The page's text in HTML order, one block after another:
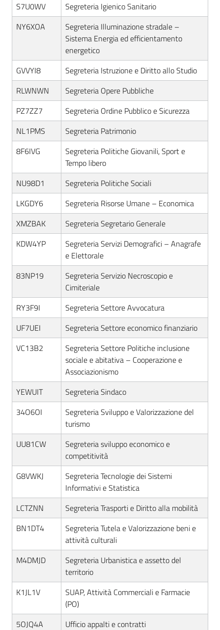
S7U0WV
Segreteria Igienico Sanitario
NY6XOA
Segreteria Illuminazione stradale –
Sistema Energia ed efficientamento
energetico
GVVYI8
Segreteria Istruzione e Diritto allo Studio
RLWNWN
Segreteria Opere Pubbliche
PZ7ZZ7
Segreteria Ordine Pubblico e Sicurezza
NL1PMS
Segreteria Patrimonio
8F6IVG
Segreteria Politiche Giovanili, Sport e
Tempo libero
NU98D1
Segreteria Politiche Sociali
LKGDY6
Segreteria Risorse Umane – Economica
XMZBAK
Segreteria Segretario Generale
KDW4YP
Segreteria Servizi Demografici – Anagrafe
e Elettorale
83NP19
Segreteria Servizio Necroscopio e
Cimiteriale
RY3F9I
Segreteria Settore Avvocatura
UF7UEI
Segreteria Settore economico finanziario
VC13B2
Segreteria Settore Politiche inclusione
sociale e abitativa – Cooperazione e
Associazionismo
YEWUIT
Segreteria Sindaco
34O6OI
Segreteria Sviluppo e Valorizzazione del
turismo
UU81CW
Segreteria sviluppo economico e
competitività
G8VWKJ
Segreteria Tecnologie dei Sistemi
Informativi e Statistica
LCTZNN
Segreteria Trasporti e Diritto alla mobilità
BN1DT4
Segreteria Tutela e Valorizzazione beni e
attività culturali
M4DMJD
Segreteria Urbanistica e assetto del
territorio
K1JL1V
SUAP, Attività Commerciali e Farmacie
(PO)
5OJQ4A
Ufficio appalti e contratti